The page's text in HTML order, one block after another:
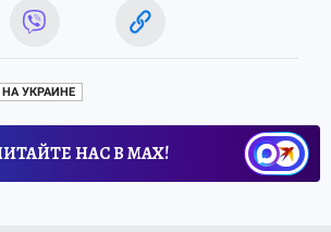
УКРАИНЕ
НАС В МАХ!